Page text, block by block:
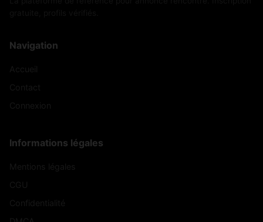
Navigation
Informations légales